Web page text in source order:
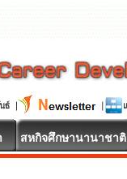
สหกิจศึกษานานาชาติ